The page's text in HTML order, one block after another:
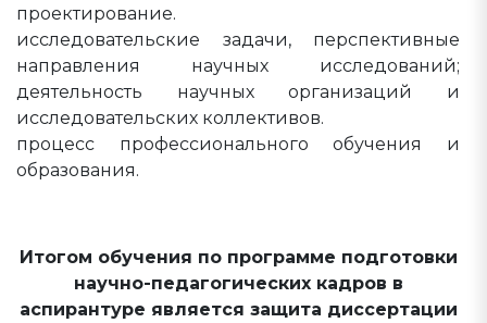
проектирование.
исследовательские задачи, перспективные
направления научных исследований;
деятельность научных организаций и
исследовательских коллективов.
процесс профессионального обучения и
образования.
Итогом обучения по программе подготовки
научно-педагогических кадров в
аспирантуре является защита диссертации